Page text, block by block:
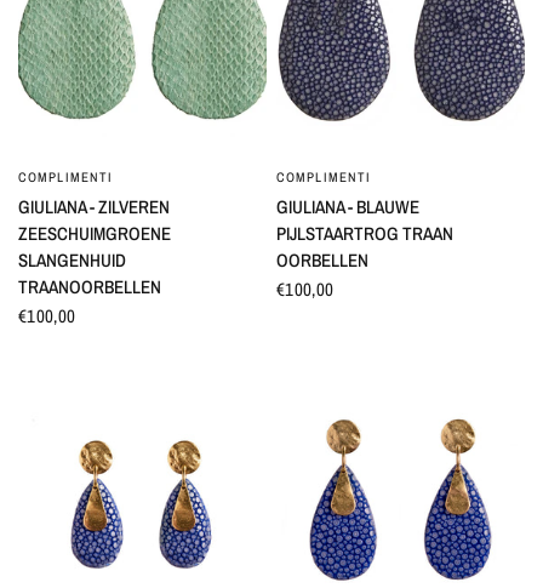
SNEL BEKIJKEN
COMPLIMENTI
GIULIANA - ZILVEREN
ZEESCHUIMGROENE
SLANGENHUID
TRAANOORBELLEN
€100,00
SNEL BEKIJKEN
COMPLIMENTI
GIULIANA - BLAUWE
PIJLSTAARTROG TRAAN
OORBELLEN
€100,00